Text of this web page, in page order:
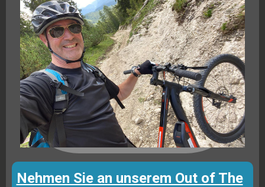
Nehmen Sie an unserem Out of The